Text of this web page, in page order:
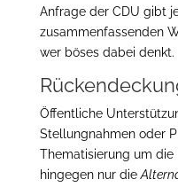
Anfrage der CDU gibt
zusammenfassenden
wer böses dabei denkt.
Öffentliche
Stellungnahmen oder
Thematisierung um die
hingegen nur die